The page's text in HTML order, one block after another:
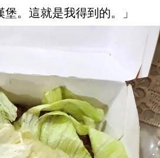
堡。這就是我得到的。」